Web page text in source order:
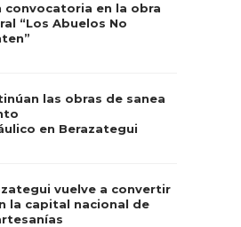
convocatoria en la obra
“Los Abuelos No
las obras de sanea
en Berazategui
vuelve a convertir
la capital nacional de